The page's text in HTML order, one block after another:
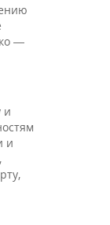
—
и
и